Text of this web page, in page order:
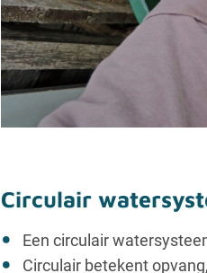
Circulair
Een circulair
Circulair betekent